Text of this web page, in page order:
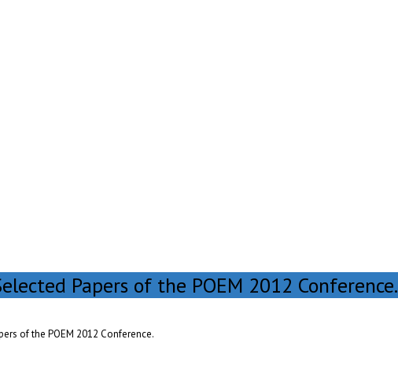
Papers of the POEM 2012 Conference.
of the POEM 2012 Conference.